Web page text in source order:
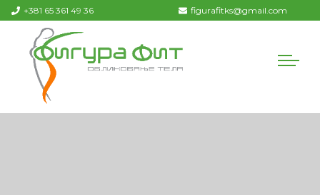
+381 65 361 49 36 figurafitks@gmail.com